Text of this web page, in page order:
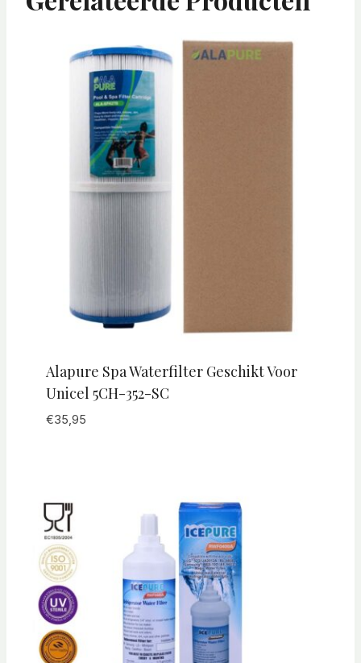
Alapure Spa Waterfilter Geschikt Voor
Unicel 5CH-352-SC
€35,95